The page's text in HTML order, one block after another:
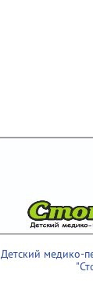
Детский медико-